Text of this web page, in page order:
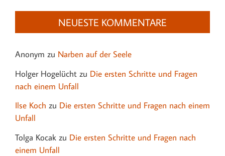
NEUESTE KOMMENTARE
Anonym zu Narben auf der Seele
Holger Hogelücht zu Die ersten Schritte und Fragen
nach einem Unfall
Ilse Koch zu Die ersten Schritte und Fragen nach einem
Unfall
Tolga Kocak zu Die ersten Schritte und Fragen nach
einem Unfall